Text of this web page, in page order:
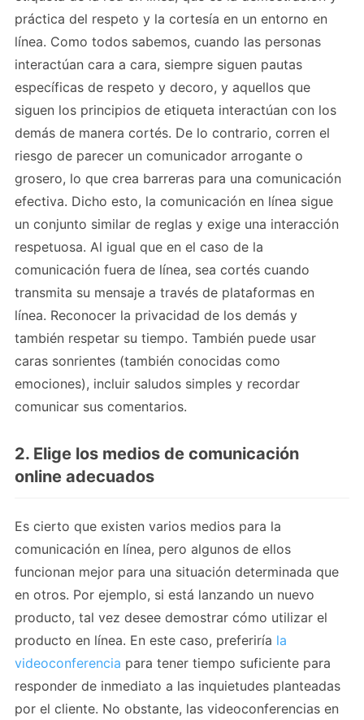
práctica del respeto y la cortesía en un entorno en
línea. Como todos sabemos, cuando las personas
interactúan cara a cara, siempre siguen pautas
específicas de respeto y decoro, y aquellos que
siguen los principios de etiqueta interactúan con los
demás de manera cortés. De lo contrario, corren el
riesgo de parecer un comunicador arrogante o
grosero, lo que crea barreras para una comunicación
efectiva. Dicho esto, la comunicación en línea sigue
un conjunto similar de reglas y exige una interacción
respetuosa. Al igual que en el caso de la
comunicación fuera de línea, sea cortés cuando
transmita su mensaje a través de plataformas en
línea. Reconocer la privacidad de los demás y
también respetar su tiempo. También puede usar
caras sonrientes (también conocidas como
emociones), incluir saludos simples y recordar
comunicar sus comentarios.
2. Elige los medios de comunicación
online adecuados
Es cierto que existen varios medios para la
comunicación en línea, pero algunos de ellos
funcionan mejor para una situación determinada que
en otros. Por ejemplo, si está lanzando un nuevo
producto, tal vez desee demostrar cómo utilizar el
producto en línea. En este caso, preferiría la
videoconferencia para tener tiempo suficiente para
responder de inmediato a las inquietudes planteadas
por el cliente. No obstante, las videoconferencias en